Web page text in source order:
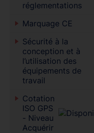
réglementations
Marquage CE
Sécurité à la
conception et à
l’utilisation des
équipements de
travail
Cotation
ISO GPS
- Niveau
Acquérir